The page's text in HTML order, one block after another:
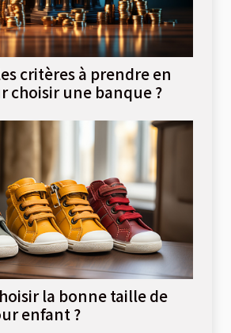
critères à prendre en
choisir une banque ?
la bonne taille de
enfant ?